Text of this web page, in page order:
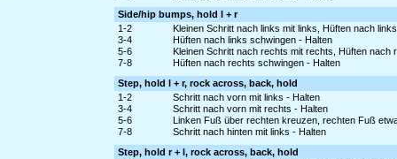
Side/hip bumps, hold l + r
1-2
Kleinen Schritt nach links mit links, Hüften nach
3-4
Hüften nach links schwingen - Halten
5-6
Kleinen Schritt nach rechts mit rechts, Hüften
7-8
Hüften nach rechts schwingen - Halten
Step, hold l + r, rock across, back, hold
1-2
Schritt nach vorn mit links - Halten
3-4
Schritt nach vorn mit rechts - Halten
5-6
Linken Fuß über rechten kreuzen, rechten Fuß
7-8
Schritt nach hinten mit links - Halten
Step, hold r + l, rock across, back, hold